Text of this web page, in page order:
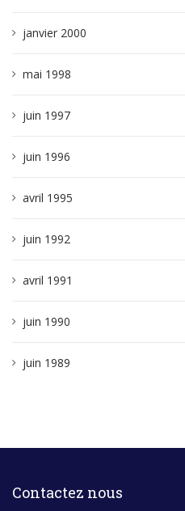
janvier 2000
mai 1998
juin 1997
juin 1996
avril 1995
juin 1992
avril 1991
juin 1990
juin 1989
Contactez nous